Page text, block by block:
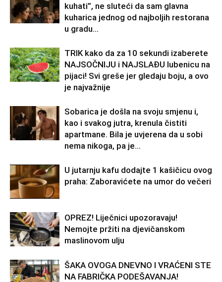
kuhati”, ne sluteći da sam glavna
kuharica jednog od najboljih restorana
u gradu…
TRIK kako da za 10 sekundi izaberete
NAJSOČNIJU i NAJSLAĐU lubenicu na
pijaci! Svi greše jer gledaju boju, a ovo
je najvažnije
Sobarica je došla na svoju smjenu i,
kao i svakog jutra, krenula čistiti
apartmane. Bila je uvjerena da u sobi
nema nikoga, pa je...
U jutarnju kafu dodajte 1 kašičicu ovog
praha: Zaboravićete na umor do večeri
OPREZ! Liječnici upozoravaju!
Nemojte pržiti na djevičanskom
maslinovom ulju
ŠAKA OVOGA DNEVNO I VRAĆENI STE
NA FABRIČKA PODEŠAVANJA!